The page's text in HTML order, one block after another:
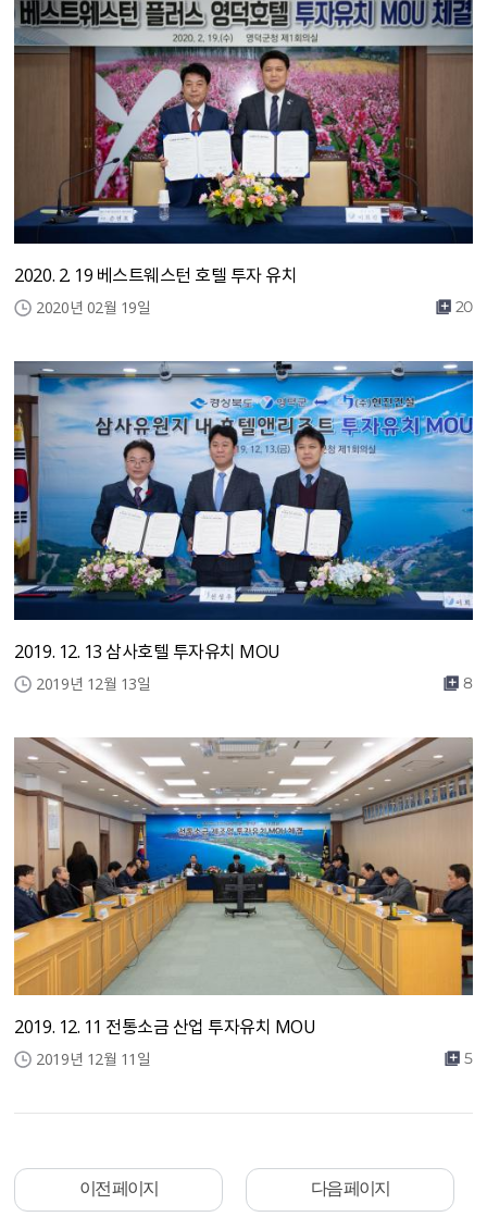
2020. 2. 19 베스트웨스턴 호텔 투자 유치
2020년 02월 19일 20
2019. 12. 13 삼사호텔 투자유치 MOU
2019년 12월 13일 8
2019. 12. 11 전통소금 산업 투자유치 MOU
2019년 12월 11일 5
이전 페이지 다음 페이지